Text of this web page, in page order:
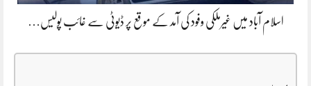
اسلام آباد میں غیرملکی وفود کی آمد کے موقع پر ڈیوٹی سے غائب پولیس…